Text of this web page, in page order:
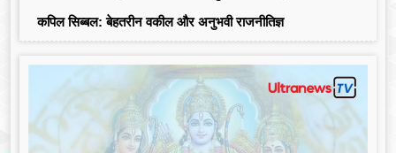
कपिल सिब्बल: बेहतरीन वकील और अनुभवी राजनीतिज्ञ